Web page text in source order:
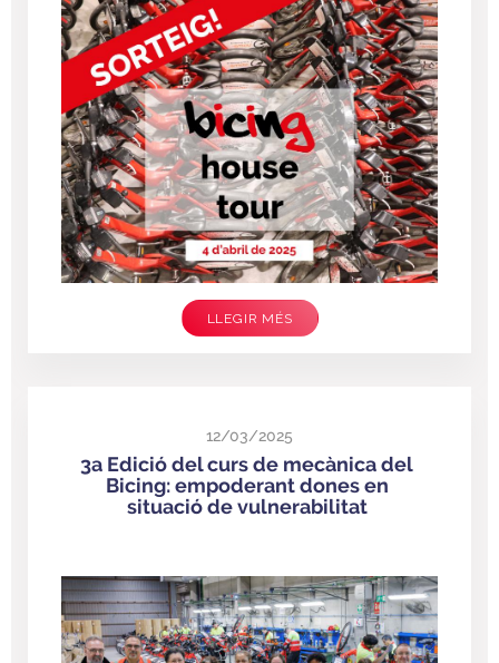
LLEGIR MÉS
12/03/2025
3a Edició del curs de mecànica del
Bicing: empoderant dones en
situació de vulnerabilitat